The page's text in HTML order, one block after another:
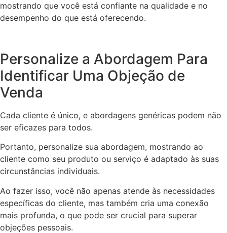
mostrando que você está confiante na qualidade e no
desempenho do que está oferecendo.
Personalize a Abordagem Para
Identificar Uma Objeção de
Venda
Cada cliente é único, e abordagens genéricas podem não
ser eficazes para todos.
Portanto, personalize sua abordagem, mostrando ao
cliente como seu produto ou serviço é adaptado às suas
circunstâncias individuais.
Ao fazer isso, você não apenas atende às necessidades
específicas do cliente, mas também cria uma conexão
mais profunda, o que pode ser crucial para superar
objeções pessoais.